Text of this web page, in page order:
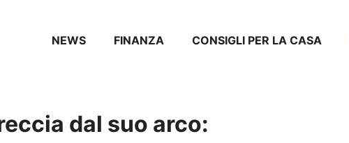
NEWS FINANZA CONSIGLI PER LA CASA
dal suo arco: